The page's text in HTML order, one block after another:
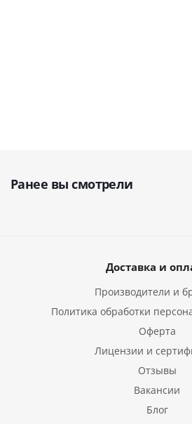
Ранее вы смотрели
Доставка и
Производители и
Политика обработки
Оферта
Лицензии и
Отзывы
Вакансии
Блог